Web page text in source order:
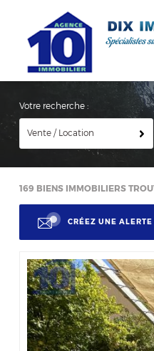
Votre recherche :
Vente / Location
169 BIENS IMMOBILIERS
CRÉEZ UNE